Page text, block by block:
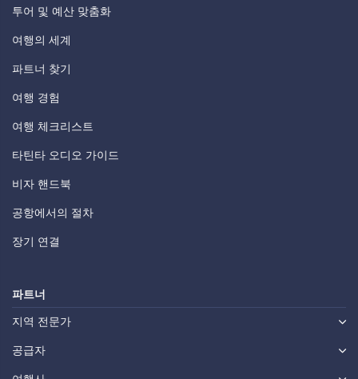
투어 및 예산 맞춤화
여행의 세계
파트너 찾기
여행 경험
여행 체크리스트
타틴타 오디오 가이드
비자 핸드북
공항에서의 절차
장기 연결
파트너
지역 전문가
공급자